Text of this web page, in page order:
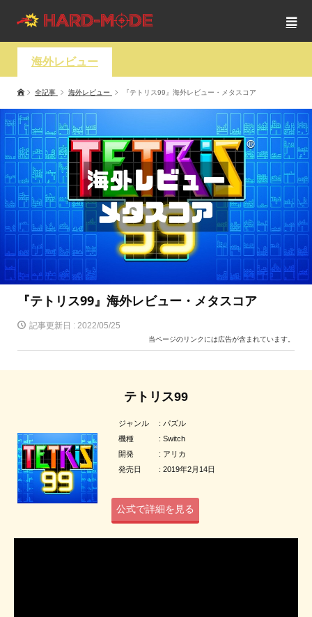
海外レビュー
全記事 海外レビュー 『テトリス99』海外レビュー・メタスコア
『テトリス99』海外レビュー・メタスコア
記事更新日 : 2022/05/25
当ページのリンクには広告が含まれています。
テトリス99
ジャンル : パズル
機種 : Switch
開発 : アリカ
発売日 : 2019年2月14日
公式で詳細を見る